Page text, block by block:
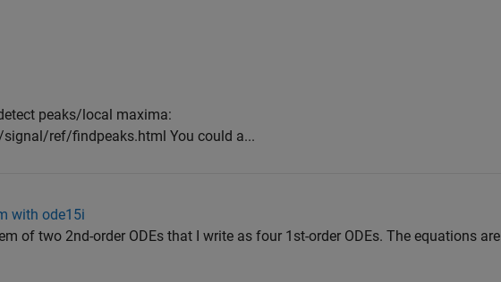
peaks/local maxima:
ref/findpeaks.html You could a...
with ode15i
of two 2nd-order ODEs that I write as four 1st-order ODEs. The equations are